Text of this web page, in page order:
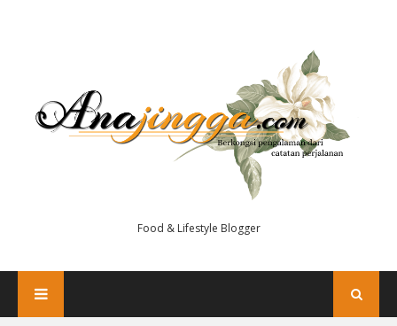
Food & Lifestyle Blogger